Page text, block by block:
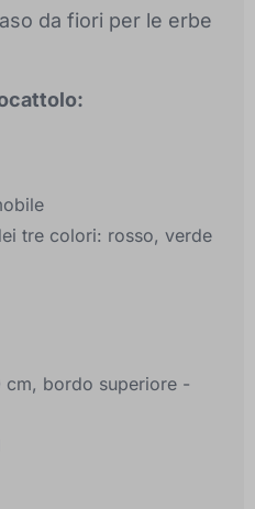
da fiori per le erbe
tre colori: rosso, verde
cm, bordo superiore -